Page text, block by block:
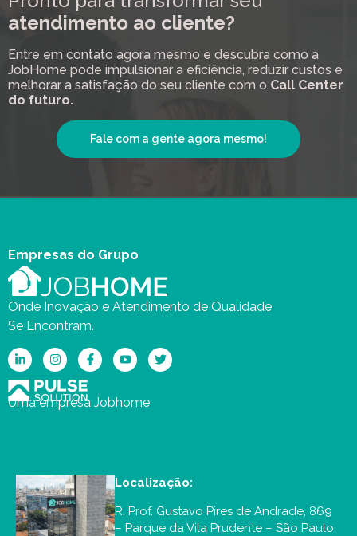
atendimento ao cliente?
Entre em contato agora mesmo e descubra como a
JobHome pode impulsionar a eficiência, reduzir custos e
melhorar a satisfação do seu cliente com o Call Center
do futuro.
Fale com a gente agora mesmo!
Empresas do Grupo
Onde Inovação e Atendimento de Qualidade
Se Encontram.
Uma empresa Jobhome
Localização:
R. Prof. Gustavo Pires de Andrade, 869
– Parque da Vila Prudente – São Paulo